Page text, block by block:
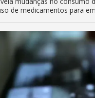
de medicamentos para